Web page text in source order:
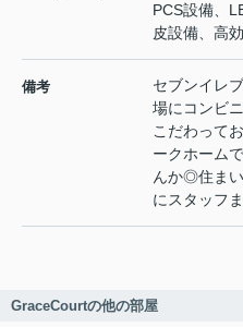
PCS設備、
皮設備、高
備考
セブンイレ
場にコンビ
こだわって
ークホーム
んか◎住ま
にスタッフ
GraceCourtの他の部屋